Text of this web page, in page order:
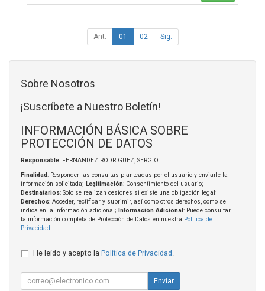
Ant. 01 02 Sig.
Sobre Nosotros
¡Suscríbete a Nuestro Boletín!
INFORMACIÓN BÁSICA SOBRE
PROTECCIÓN DE DATOS
Responsable: FERNANDEZ RODRIGUEZ, SERGIO
Finalidad: Responder las consultas planteadas por el usuario y enviarle la
información solicitada; Legitimación: Consentimiento del usuario;
Destinatarios: Solo se realizan cesiones si existe una obligación legal;
Derechos: Acceder, rectificar y suprimir, así como otros derechos, como se
indica en la información adicional;
Información Adicional : Puede consultar
la información completa de Protección de Datos en nuestra Política de
Privacidad
He leído y acepto la Política de Privacidad
Enviar